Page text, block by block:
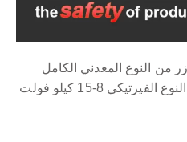
من النوع المعدني الكامل
المثبت على الحائط SKW من النوع الفيرتيكي 8-15 كيلو فولت